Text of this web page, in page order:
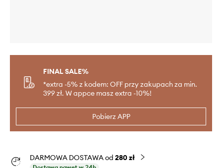
FINAL SALE%
*extra -5% z kodem: OFF przy zakupach za min.
399 zł. W appce masz extra -10%!
Pobierz APP
DARMOWA DOSTAWA od 280 zł